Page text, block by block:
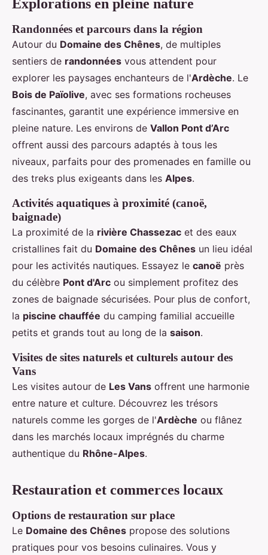
Explorations en pleine nature
Randonnées et parcours dans la région
Autour du Domaine des Chênes, de multiples
sentiers de randonnées vous attendent pour
explorer les paysages enchanteurs de l'Ardèche. Le
Bois de Païolive, avec ses formations rocheuses
fascinantes, garantit une expérience immersive en
pleine nature. Les environs de Vallon Pont d’Arc
offrent aussi des parcours adaptés à tous les
niveaux, parfaits pour des promenades en famille ou
des treks plus exigeants dans les Alpes.
Activités aquatiques à proximité (canoë,
baignade)
La proximité de la rivière Chassezac et des eaux
cristallines fait du Domaine des Chênes un lieu idéal
pour les activités nautiques. Essayez le canoë près
du célèbre Pont d'Arc ou simplement profitez des
zones de baignade sécurisées. Pour plus de confort,
la piscine chauffée du camping familial accueille
petits et grands tout au long de la saison.
Visites de sites naturels et culturels autour des
Vans
Les visites autour de Les Vans offrent une harmonie
entre nature et culture. Découvrez les trésors
naturels comme les gorges de l'Ardèche ou flânez
dans les marchés locaux imprégnés du charme
authentique du Rhône-Alpes.
Restauration et commerces locaux
Options de restauration sur place
Le Domaine des Chênes propose des solutions
pratiques pour vos besoins culinaires. Vous y